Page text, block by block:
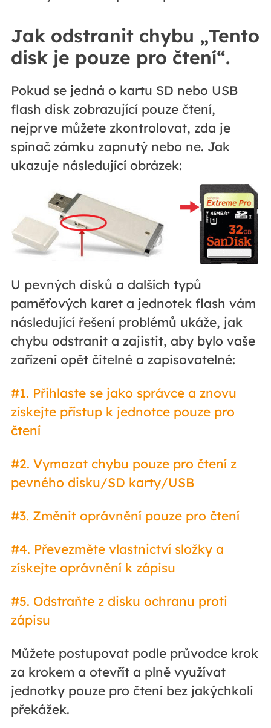
Jak odstranit chybu „Tento
disk je pouze pro čtení“.
Pokud se jedná o kartu SD nebo USB
flash disk zobrazující pouze čtení,
nejprve můžete zkontrolovat, zda je
spínač zámku zapnutý nebo ne. Jak
ukazuje následující obrázek:
U pevných disků a dalších typů
paměťových karet a jednotek flash vám
následující řešení problémů ukáže, jak
chybu odstranit a zajistit, aby bylo vaše
zařízení opět čitelné a zapisovatelné:
#1. Přihlaste se jako správce a znovu
získejte přístup k jednotce pouze pro
čtení
#2. Vymazat chybu pouze pro čtení z
pevného disku/SD karty/USB
#3. Změnit oprávnění pouze pro čtení
#4. Převezměte vlastnictví složky a
získejte oprávnění k zápisu
#5. Odstraňte z disku ochranu proti
zápisu
Můžete postupovat podle průvodce krok
za krokem a otevřít a plně využívat
jednotky pouze pro čtení bez jakýchkoli
překážek.